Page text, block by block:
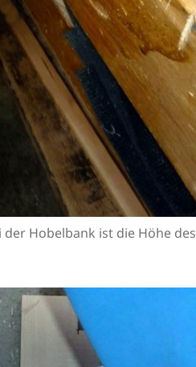
Hobelbank ist die Höhe des